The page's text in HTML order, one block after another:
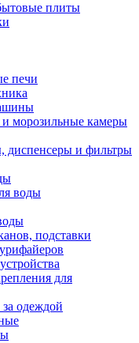
плиты
печи
морозильные камеры
диспенсеры и фильтры
воды
подставки
для
одеждой